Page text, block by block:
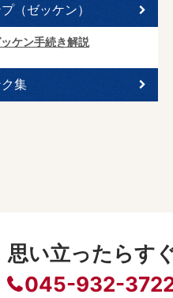
（ゼッケン）
ケン手続き解説
集
思い立ったらす
045-932-